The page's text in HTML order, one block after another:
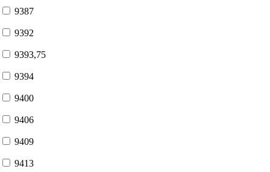
9387
9392
9393,75
9394
9400
9406
9409
9413